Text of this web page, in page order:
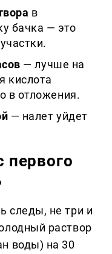
в
бачка — это
— лучше на
кислота
в отложения.
— налет уйдет
первого
следы, не три и
раствор
воды) на 30